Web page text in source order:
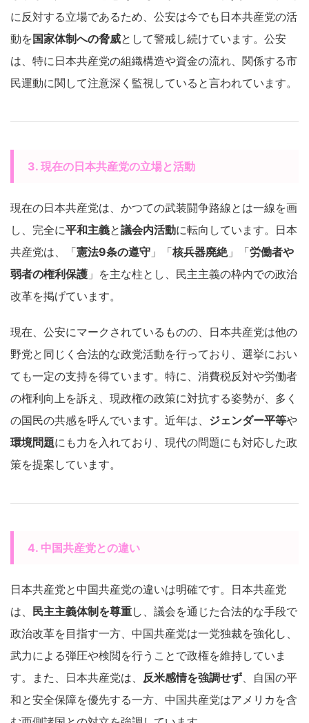
に反対する立場であるため、公安は今でも日本共産党の活
動を 国家体制への脅威として警戒し続けています。公安
は、特に日本共産党の組織構造や資金の流れ、関係する市
民運動に関して注意深く監視していると言われています。
3. 現在の日本共産党の立場と活動
現在の日本共産党は、かつての武装闘争路線とは一線を画
し、完全に平和主義と議会内活動に転向しています。日本
共産党は、「憲法9条の遵守 」「核兵器廃絶」「労働者や
弱者の権利保護 」を主な柱とし、民主主義の枠内での政治
改革を掲げています。
現在、公安にマークされているものの、日本共産党は他の
野党と同じく合法的な政党活動を行っており、選挙におい
ても一定の支持を得ています。特に、消費税反対や労働者
の権利向上を訴え、現政権の政策に対抗する姿勢が、多く
の国民の共感を呼んでいます。近年は、 ジェンダー平等や
環境問題にも力を入れており、現代の問題にも対応した政
策を提案しています。
4. 中国共産党との違い
日本共産党と中国共産党の違いは明確です。日本共産党
は、
民主主義体制を尊重し、議会を通じた合法的な手段で
政治改革を目指す一方、中国共産党は一党独裁を強化し、
武力による弾圧や検閲を行うことで政権を維持していま
す。また、日本共産党は、 反米感情を強調せず、自国の平
和と安全保障を優先する一方、中国共産党はアメリカを含